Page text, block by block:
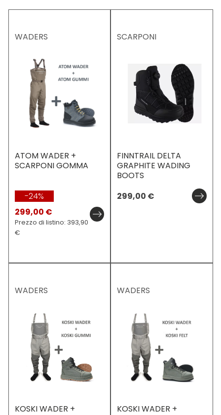
WADERS
ATOM WADER +
SCARPONI GOMMA
-24%
299,00 €
Prezzo di listino: 393,90
€
SCARPONI
FINNTRAIL DELTA
GRAPHITE WADING
BOOTS
299,00 €
WADERS
KOSKI WADER +
WADERS
KOSKI WADER +